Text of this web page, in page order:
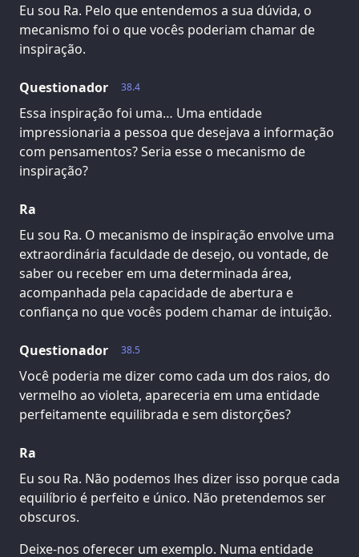
Eu sou Ra. Pelo que entendemos a sua dúvida, o
mecanismo foi o que vocês poderiam chamar de
inspiração.
38.4
Questionador
Essa inspiração foi uma… Uma entidade
impressionaria a pessoa que desejava a informação
com pensamentos? Seria esse o mecanismo de
inspiração?
Ra
Eu sou Ra. O mecanismo de inspiração envolve uma
extraordinária faculdade de desejo, ou vontade, de
saber ou receber em uma determinada área,
acompanhada pela capacidade de abertura e
confiança no que vocês podem chamar de intuição.
38.5
Questionador
Você poderia me dizer como cada um dos raios, do
vermelho ao violeta, apareceria em uma entidade
perfeitamente equilibrada e sem distorções?
Ra
Eu sou Ra. Não podemos lhes dizer isso porque cada
equilíbrio é perfeito e único. Não pretendemos ser
obscuros.
Deixe-nos oferecer um exemplo. Numa entidade